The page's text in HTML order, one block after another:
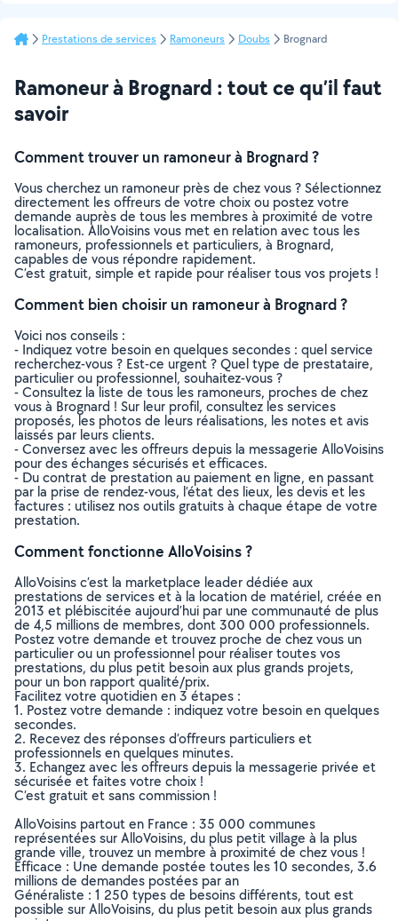
Prestations de services Ramoneurs Doubs Brognard
Ramoneur à Brognard : tout ce qu’il faut
savoir
Comment trouver un ramoneur à Brognard ?
Vous cherchez un ramoneur près de chez vous ? Sélectionnez
directement les offreurs de votre choix ou postez votre
demande auprès de tous les membres à proximité de votre
localisation. AlloVoisins vous met en relation avec tous les
ramoneurs, professionnels et particuliers, à Brognard,
capables de vous répondre rapidement.
C’est gratuit, simple et rapide pour réaliser tous vos projets !
Comment bien choisir un ramoneur à Brognard ?
Voici nos conseils :
- Indiquez votre besoin en quelques secondes : quel service
recherchez-vous ? Est-ce urgent ? Quel type de prestataire,
particulier ou professionnel, souhaitez-vous ?
- Consultez la liste de tous les ramoneurs, proches de chez
vous à Brognard ! Sur leur profil, consultez les services
proposés, les photos de leurs réalisations, les notes et avis
laissés par leurs clients.
- Conversez avec les offreurs depuis la messagerie AlloVoisins
pour des échanges sécurisés et efficaces.
- Du contrat de prestation au paiement en ligne, en passant
par la prise de rendez-vous, l’état des lieux, les devis et les
factures : utilisez nos outils gratuits à chaque étape de votre
prestation.
Comment fonctionne AlloVoisins ?
AlloVoisins c’est la marketplace leader dédiée aux
prestations de services et à la location de matériel, créée en
2013 et plébiscitée aujourd’hui par une communauté de plus
de 4,5 millions de membres, dont 300 000 professionnels.
Postez votre demande et trouvez proche de chez vous un
particulier ou un professionnel pour réaliser toutes vos
prestations, du plus petit besoin aux plus grands projets,
pour un bon rapport qualité/prix.
Facilitez votre quotidien en 3 étapes :
1. Postez votre demande : indiquez votre besoin en quelques
secondes.
2. Recevez des réponses d’offreurs particuliers et
professionnels en quelques minutes.
3. Echangez avec les offreurs depuis la messagerie privée et
sécurisée et faites votre choix !
C’est gratuit et sans commission !
AlloVoisins partout en France : 35 000 communes
représentées sur AlloVoisins, du plus petit village à la plus
grande ville, trouvez un membre à proximité de chez vous !
Efficace : Une demande postée toutes les 10 secondes, 3.6
millions de demandes postées par an
Généraliste : 1 250 types de besoins différents, tout est
possible sur AlloVoisins, du plus petit besoin aux plus grands